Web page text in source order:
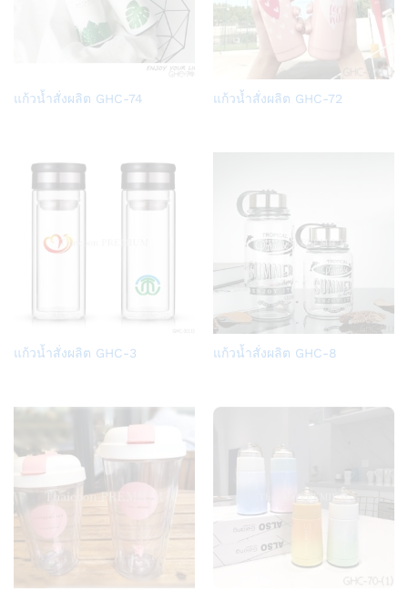
Add
แก้วน้ำสั่งผลิต GHC-74
Add
แก้วน้ำสั่งผลิต GHC-72
Add
list
แก้วน้ำสั่งผลิต GHC-3
Add
list
แก้วน้ำสั่งผลิต GHC-8